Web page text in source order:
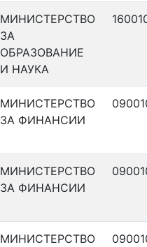
МИНИСТЕРСТВО
ЗА
ОБРАЗОВАНИЕ
И НАУКА
МИНИСТЕРСТВО
ЗА ФИНАНСИИ
МИНИСТЕРСТВО
ЗА ФИНАНСИИ
МИНИСТЕРСТВО